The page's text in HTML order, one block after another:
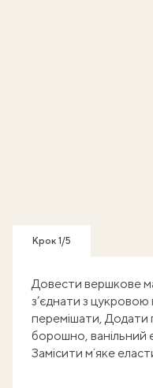
Крок 1/5
Довести вершкове
з’єднати з
перемішати, Додати
борошно, ванільний
Замісити мʼяке